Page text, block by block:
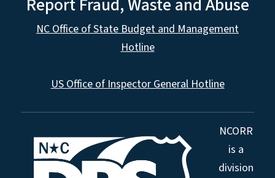
Report Fraud, Waste and Abuse
NC Office of State Budget and Management
Hotline
US Office of Inspector General Hotline
NCORR
is a
division